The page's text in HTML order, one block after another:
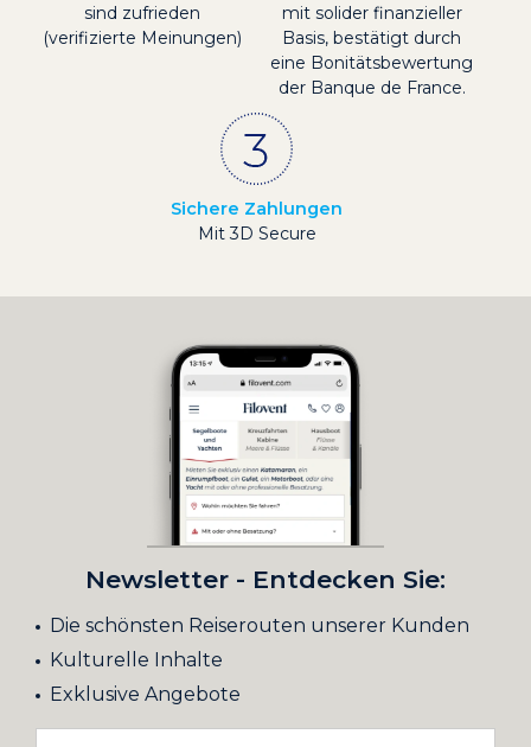
sind zufrieden
(verifizierte Meinungen)
mit solider finanzieller
Basis, bestätigt durch
eine Bonitätsbewertung
der Banque de France.
Sichere Zahlungen
Mit 3D Secure
Newsletter - Entdecken Sie:
Die schönsten Reiserouten unserer Kunden
Kulturelle Inhalte
Exklusive Angebote